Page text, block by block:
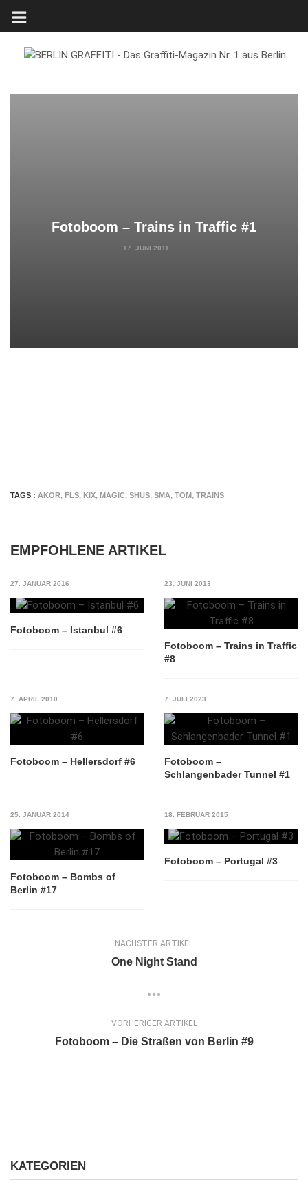
Fotoboom – Trains in Traffic #1
17. JUNI 2011
TAGS : AKOR, FLS, KIX, MAGIC, SHUS, SMA, TOM, TRAINS
EMPFOHLENE ARTIKEL
27. JANUAR 2016
Fotoboom – Istanbul #6
23. JUNI 2013
Fotoboom – Trains in Traffic
#8
7. APRIL 2010
Fotoboom – Hellersdorf #6
7. JULI 2023
Fotoboom –
Schlangenbader Tunnel #1
25. JANUAR 2014
Fotoboom – Bombs of
Berlin #17
18. FEBRUAR 2015
Fotoboom – Portugal #3
NÄCHSTER ARTIKEL
One Night Stand
VORHERIGER ARTIKEL
Fotoboom – Die Straßen von Berlin #9
KATEGORIEN